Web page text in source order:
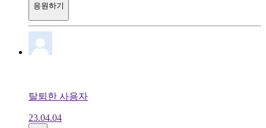
응원하기
탈퇴한 사용자
23.04.04